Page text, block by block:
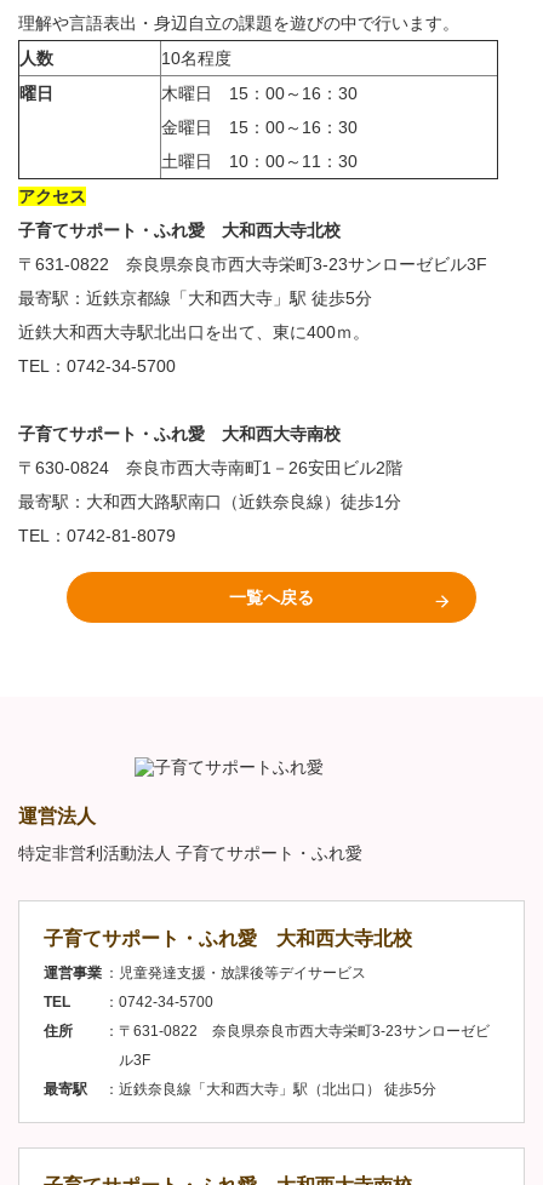
理解や言語表出・身辺自立の課題を遊びの中で行います。
人数
10名程度
曜日
木曜日 15：00～16：30
金曜日 15：00～16：30
土曜日 10：00～11：30
アクセス
子育てサポート・ふれ愛 大和西大寺北校
〒631-0822 奈良県奈良市西大寺栄町3-23サンローゼビル3F
最寄駅：近鉄京都線「大和西大寺」駅 徒歩5分
近鉄大和西大寺駅北出口を出て、東に400ｍ。
TEL：0742-34-5700
子育てサポート・ふれ愛 大和西大寺南校
〒630-0824 奈良市西大寺南町1－26安田ビル2階
最寄駅：大和西大路駅南口（近鉄奈良線）徒歩1分
TEL：0742-81-8079
一覧へ戻る
運営法人
特定非営利活動法人 子育てサポート・ふれ愛
子育てサポート・ふれ愛 大和西大寺北校
運営事業
児童発達支援・放課後等デイサービス
TEL
0742-34-5700
住所
〒631-0822 奈良県奈良市西大寺栄町3-23サンローゼビ
ル3F
最寄駅
近鉄奈良線「大和西大寺」駅（北出口） 徒歩5分